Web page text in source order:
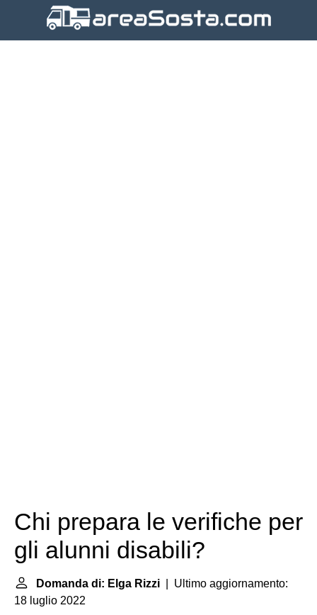
Chi prepara le verifiche per
gli alunni disabili?
Domanda di: Elga Rizzi | Ultimo aggiornamento:
18 luglio 2022